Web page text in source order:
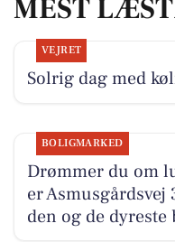
MEST
VEJRET
Solrig dag med
BOLIGMARKED
Drømmer du om
er Asmusgårdsvej
den og de